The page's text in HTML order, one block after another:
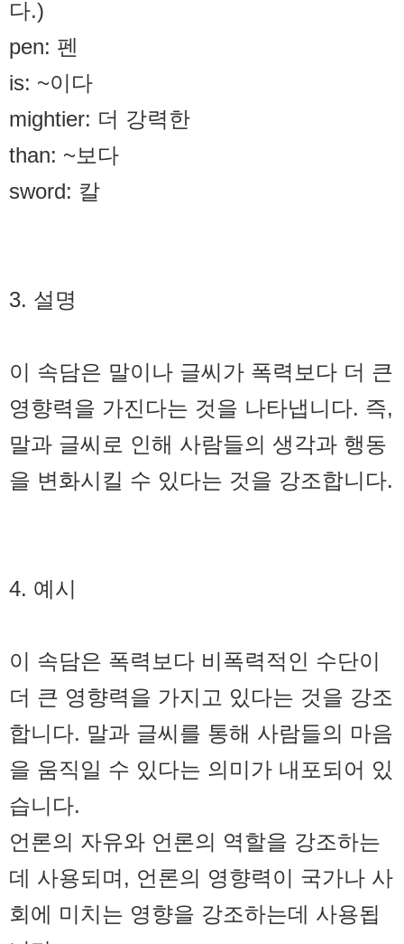
다.)
pen: 펜
is: ~이다
mightier: 더 강력한
than: ~보다
sword: 칼
3. 설명
이 속담은 말이나 글씨가 폭력보다 더 큰
영향력을 가진다는 것을 나타냅니다. 즉,
말과 글씨로 인해 사람들의 생각과 행동
을 변화시킬 수 있다는 것을 강조합니다.
4. 예시
이 속담은 폭력보다 비폭력적인 수단이
더 큰 영향력을 가지고 있다는 것을 강조
합니다. 말과 글씨를 통해 사람들의 마음
을 움직일 수 있다는 의미가 내포되어 있
습니다.
언론의 자유와 언론의 역할을 강조하는
데 사용되며, 언론의 영향력이 국가나 사
회에 미치는 영향을 강조하는데 사용됩